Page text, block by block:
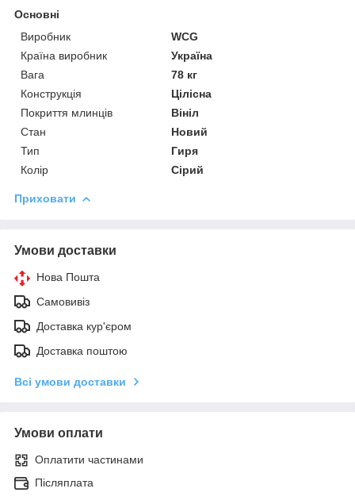
Основні
Виробник
WCG
Країна виробник
Україна
Вага
78 кг
Конструкція
Цілісна
Покриття млинців
Вініл
Стан
Новий
Тип
Гиря
Колір
Сірий
Приховати
Умови доставки
Нова Пошта
Самовивіз
Доставка кур'єром
Доставка поштою
Всі умови доставки
Умови оплати
Оплатити частинами
Післяплата